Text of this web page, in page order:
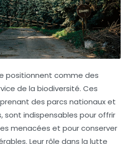
positionnent comme des
de la biodiversité. Ces
des parcs nationauxet
, sont indispensables pour offrir
menacées et pour conserver
Leur rôle dans la lutte